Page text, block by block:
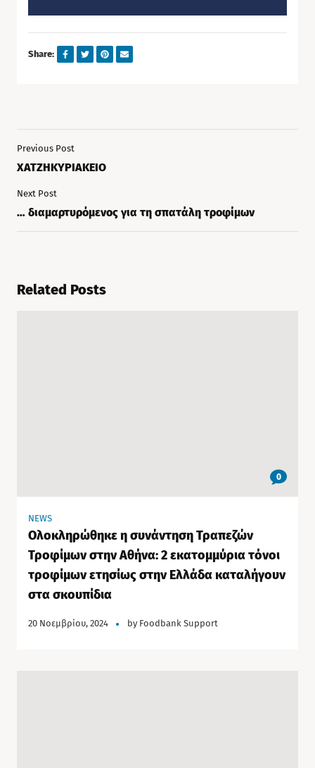
Share:
Previous Post
ΧΑΤΖΗΚΥΡΙΑΚΕΙΟ
Next Post
… διαμαρτυρόμενος για τη σπατάλη τροφίμων
Related Posts
0
NEWS
Ολοκληρώθηκε η συνάντηση Τραπεζών
Τροφίμων στην Αθήνα: 2 εκατομμύρια τόνοι
τροφίμων ετησίως στην Ελλάδα καταλήγουν
στα σκουπίδια
20 Νοεμβρίου, 2024 by Foodbank Support